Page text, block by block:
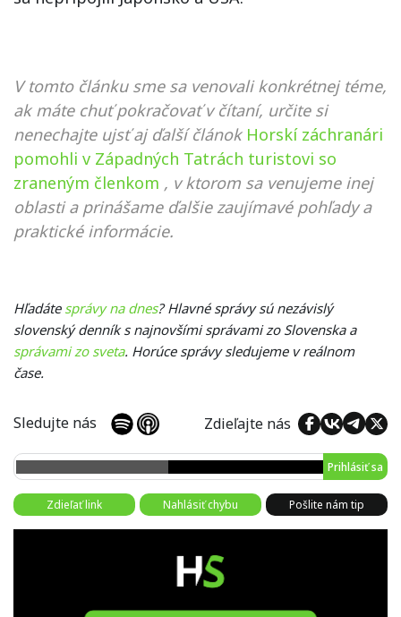
V tomto článku sme sa venovali konkrétnej téme,
ak máte chuť pokračovať v čítaní, určite si
nenechajte ujsť aj ďalší článok Horskí záchranári
pomohli v Západných Tatrách turistovi so
zraneným členkom , v ktorom sa venujeme inej
oblasti a prinášame ďalšie zaujímavé pohľady a
praktické informácie.
Hľadáte správy na dnes? Hlavné správy sú nezávislý
slovenský denník s najnovšími správami zo Slovenska a
správami zo sveta. Horúce správy sledujeme v reálnom
čase.
Sledujte nás Zdieľajte nás
Prihlásiť sa
Zdieľať link Nahlásiť chybu Pošlite nám tip